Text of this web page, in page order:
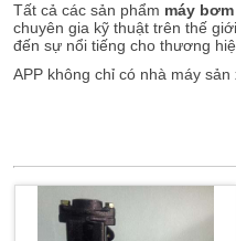
Tất cả các sản phẩm máy bơm
chuyên gia kỹ thuật trên thế
đến sự nổi tiếng cho thương
APP không chỉ có nhà máy
cũng nỗ lực
Nếu bạn chưa nhìn thấy sản
email